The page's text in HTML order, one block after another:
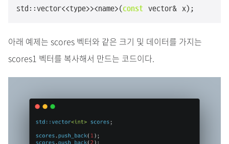
std::vector<<type>><name>(const vector& x);
아래 예제는 scores 벡터와 같은 크기 및 데이터를 가지는
scores1 벡터를 복사해서 만드는 코드이다.